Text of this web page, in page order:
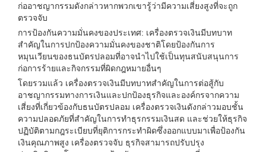
ก่ออาชญากรรมดังกล่าวหากพวกเขารู้ว่ามีความเสี่ยงสูงที่จะถูก
ตรวจจับ
การป้องกันความมั่นคงของประเทศ: เครื่องตรวจเงินมีบทบาท
สำคัญในการปกป้องความมั่นคงของชาติโดยป้องกันการ
หมุนเวียนของธนบัตรปลอมที่อาจนำไปใช้เป็นทุนสนับสนุนการ
ก่อการร้ายและกิจกรรมที่ผิดกฎหมายอื่นๆ
โดยรวมแล้ว เครื่องตรวจเงินมีบทบาทสำคัญในการต่อสู้กับ
อาชญากรรมทางการเงินและปกป้องธุรกิจและองค์กรจากความ
เสี่ยงที่เกี่ยวข้องกับธนบัตรปลอม เครื่องตรวจเงินดังกล่าวมอบชั้น
ความปลอดภัยที่สำคัญในการทำธุรกรรมเงินสด และช่วยให้ธุรกิจ
ปฏิบัติตามกฎระเบียบที่ยุติการกระทำผิดซึ่งออกแบบมาเพื่อป้องกัน
เงินคุณภาพสูง เครื่องตรวจจับ ธุรกิจสามารถปรับปรุง